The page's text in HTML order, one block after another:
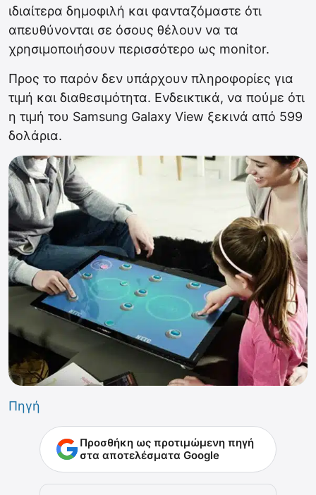
ιδιαίτερα δημοφιλή και φανταζόμαστε ότι
απευθύνονται σε όσους θέλουν να τα
χρησιμοποιήσουν περισσότερο ως monitor.
Προς το παρόν δεν υπάρχουν πληροφορίες για
τιμή και διαθεσιμότητα. Ενδεικτικά, να πούμε ότι
η τιμή του Samsung Galaxy View ξεκινά από 599
δολάρια.
Πηγή
Προσθήκη ως προτιμώμενη πηγή
στα αποτελέσματα Google